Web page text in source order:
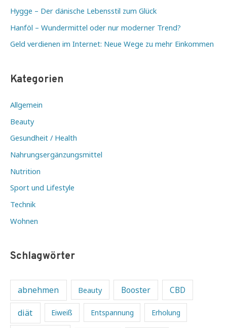
Hygge – Der dänische Lebensstil zum Glück
Hanföl – Wundermittel oder nur moderner Trend?
Geld verdienen im Internet: Neue Wege zu mehr Einkommen
Kategorien
Allgemein
Beauty
Gesundheit / Health
Nahrungsergänzungsmittel
Nutrition
Sport und Lifestyle
Technik
Wohnen
Schlagwörter
abnehmen Beauty Booster CBD
diät Eiweiß Entspannung Erholung